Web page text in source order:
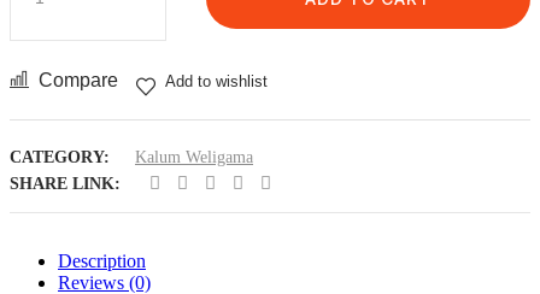
Compare Add to wishlist
CATEGORY:
Kalum Weligama
SHARE LINK:
Description
Reviews (0)